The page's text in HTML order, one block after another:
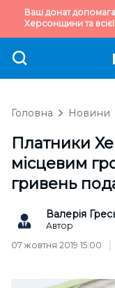
Ваш донат
Херсонщини та
Головна Новини
Платники
місцевим
гривень
Валерія
Автор
07 жовтня 2019 15:00